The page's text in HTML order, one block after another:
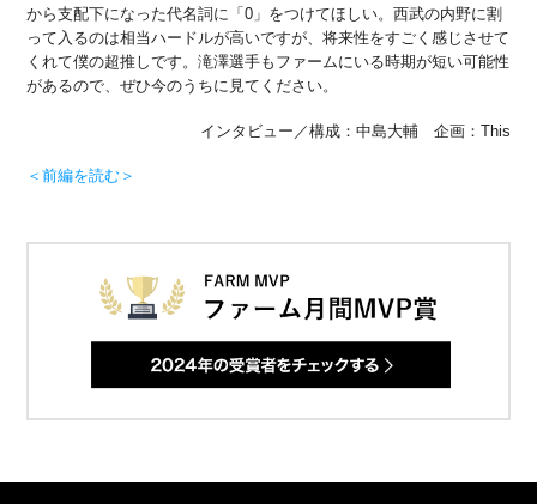
から支配下になった代名詞に「0」をつけてほしい。西武の内野に割
って入るのは相当ハードルが高いですが、将来性をすごく感じさせて
くれて僕の超推しです。滝澤選手もファームにいる時期が短い可能性
があるので、ぜひ今のうちに見てください。
インタビュー／構成：中島大輔 企画：This
＜前編を読む＞